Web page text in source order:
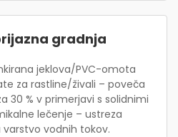
gradnja
jeklova/PVC-omota
za rastline/živali – poveča
30 % v primerjavi s solidnimi
lečenje – ustreza
vodnih tokov.